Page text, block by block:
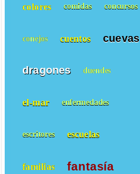
colores comidas concursos
conejos cuentos cuevas
dragones duendes
el-mar enfermedades
escritores escuelas
familias fantasía